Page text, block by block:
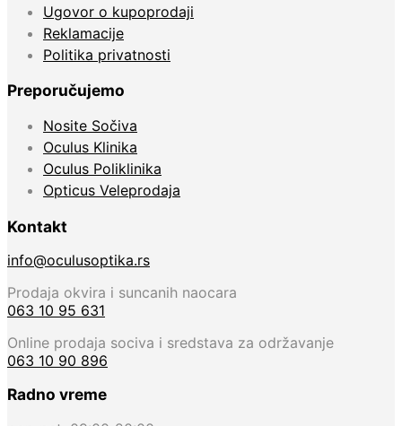
Ugovor o kupoprodaji
Reklamacije
Politika privatnosti
Preporučujemo
Nosite Sočiva
Oculus Klinika
Oculus Poliklinika
Opticus Veleprodaja
Kontakt
info@oculusoptika.rs
Prodaja okvira i suncanih naocara
063 10 95 631
Online prodaja sociva i sredstava za održavanje
063 10 90 896
Radno vreme